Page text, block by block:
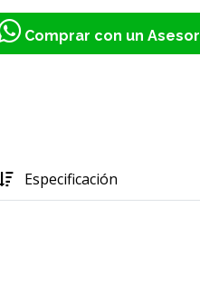
Comprar con un Asesor
Especificación